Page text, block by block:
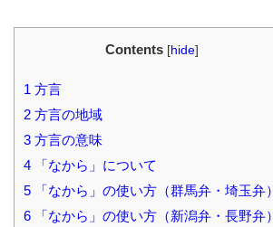
Contents [hide]
1 方言
2 方言の地域
3 方言の意味
4 「なから」について
5 「なから」の使い方（群馬弁・埼玉弁）
6 「なから」の使い方（新潟弁・長野弁）